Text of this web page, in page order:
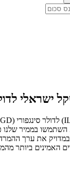
ישראלי ל
) לדולר סינגפורי (
השתמשו בממיר
את ערך
ביותר